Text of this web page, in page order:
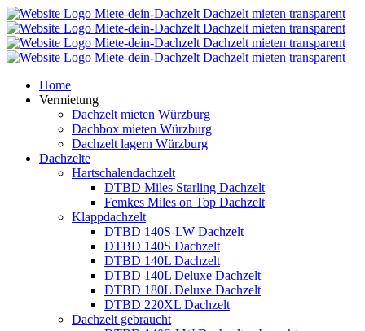
Home
Vermietung
Dachzelt mieten Würzburg
Dachbox mieten Würzburg
Dachzelt lagern Würzburg
Dachzelte
Hartschalendachzelt
DTBD Miles Starling Dachzelt
Femkes Miles on Top Dachzelt
Klappdachzelt
DTBD 140S-LW Dachzelt
DTBD 140S Dachzelt
DTBD 140L Dachzelt
DTBD 140L Deluxe Dachzelt
DTBD 180L Deluxe Dachzelt
DTBD 220XL Dachzelt
Dachzelt gebraucht